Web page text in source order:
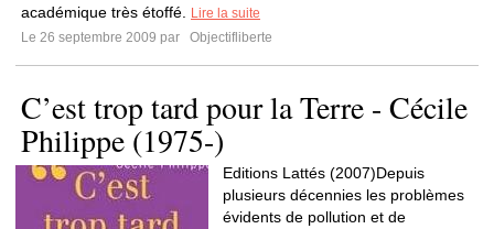
académique très étoffé.
Lire la suite
Le 26 septembre 2009 par
Objectifliberte
C’est trop tard pour la Terre - Cécile
Philippe (1975-)
Editions Lattés (2007)Depuis
plusieurs décennies les problèmes
évidents de pollution et de